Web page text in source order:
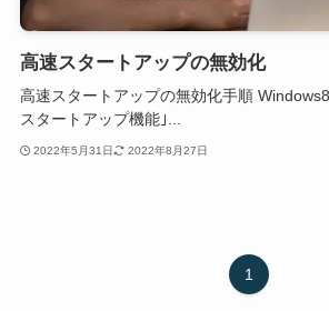
高速スタートアップの無効化
高速スタートアップの無効化手順
スタートアップ機能｣...
2022年5月31日 2022年8月27日
1